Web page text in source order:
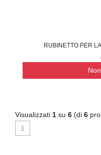
RUBINETTO PER
Visualizzati 1 su 6 (di 6
1